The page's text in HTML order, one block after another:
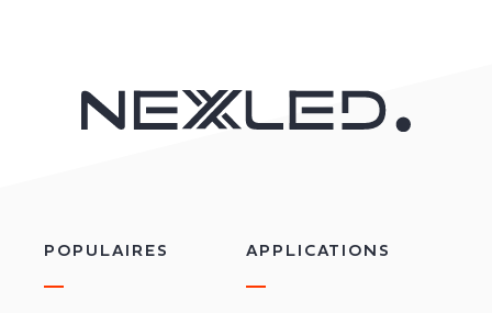
POPULAIRES APPLICATIONS